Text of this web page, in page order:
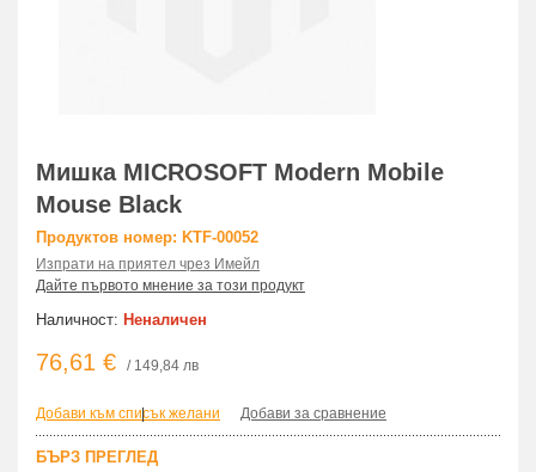
Мишка MICROSOFT Modern Mobile
Mouse Black
Продуктов номер: KTF-00052
Изпрати на приятел чрез Имейл
Дайте първото мнение за този продукт
Наличност: Неналичен
76,61 € / 149,84 лв
Добави към списък желани
| Добави за сравнение
БЪРЗ ПРЕГЛЕД